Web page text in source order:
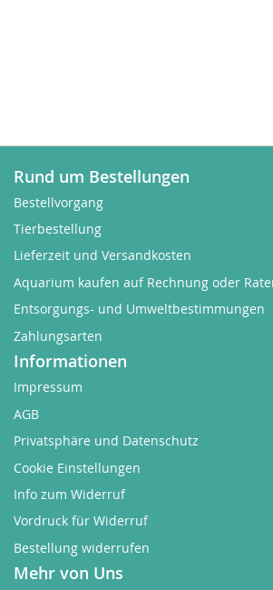
Rund um Bestellungen
Bestellvorgang
Tierbestellung
Lieferzeit und Versandkosten
Aquarium kaufen auf Rechnung oder
Entsorgungs- und Umweltbestimmungen
Zahlungsarten
Informationen
Impressum
AGB
Privatsphäre und Datenschutz
Cookie Einstellungen
Info zum Widerruf
Vordruck für Widerruf
Bestellung widerrufen
Mehr von Uns